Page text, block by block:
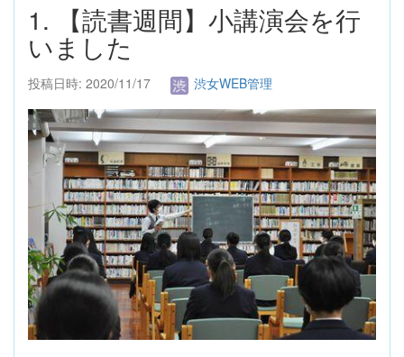
1. 【読書週間】小講演会を行
いました
投稿日時: 2020/11/17 渋女WEB管理